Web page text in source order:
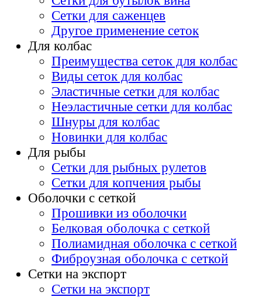
Сетки для саженцев
Другое применение сеток
Для колбас
Преимущества сеток для колбас
Виды сеток для колбас
Эластичные сетки для колбас
Неэластичные сетки для колбас
Шнуры для колбас
Новинки для колбас
Для рыбы
Сетки для рыбных рулетов
Сетки для копчения рыбы
Оболочки с сеткой
Прошивки из оболочки
Белковая оболочка с сеткой
Полиамидная оболочка с сеткой
Фиброузная оболочка с сеткой
Сетки на экспорт
Сетки на экспорт